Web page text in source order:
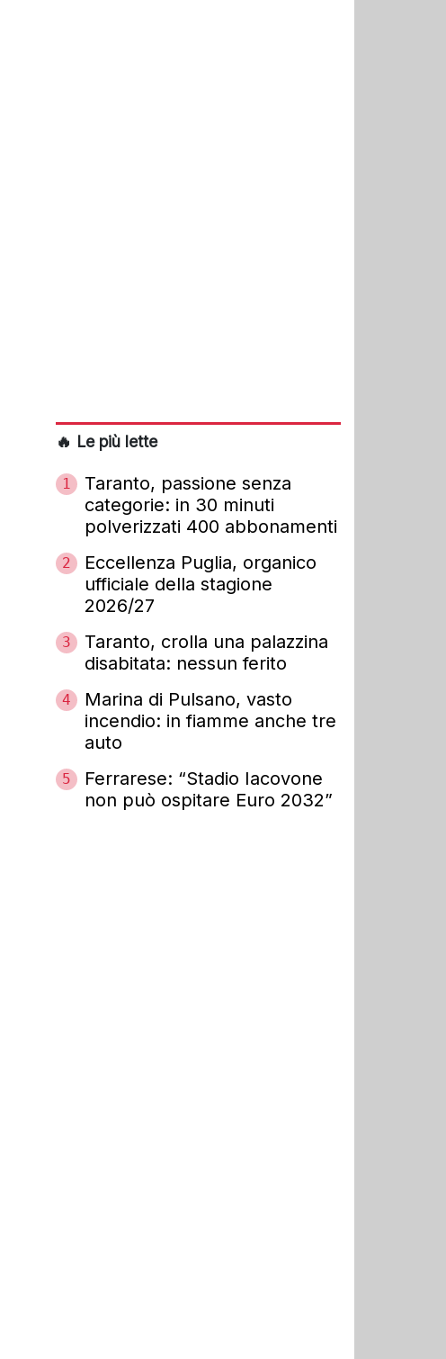
🔥 Le più lette
1
Taranto, passione senza
categorie: in 30 minuti
polverizzati 400 abbonamenti
2
Eccellenza Puglia, organico
ufficiale della stagione
2026/27
3
Taranto, crolla una palazzina
disabitata: nessun ferito
4
Marina di Pulsano, vasto
incendio: in fiamme anche tre
auto
5
Ferrarese: “Stadio Iacovone
non può ospitare Euro 2032”